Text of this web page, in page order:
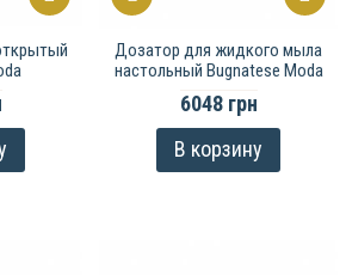
Дозатор для жидкого мыла
настольный Bugnatese Moda
6048 грн
В корзину